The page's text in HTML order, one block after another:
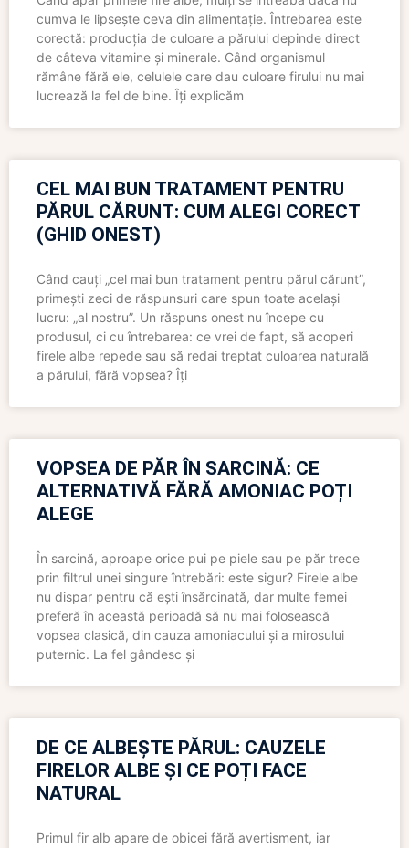
cumva le lipsește ceva din alimentație. Întrebarea este
corectă: producția de culoare a părului depinde direct
de câteva vitamine și minerale. Când organismul
rămâne fără ele, celulele care dau culoare firului nu mai
lucrează la fel de bine. Îți explicăm
CEL MAI BUN TRATAMENT PENTRU
PĂRUL CĂRUNT: CUM ALEGI CORECT
(GHID ONEST)
Când cauți „cel mai bun tratament pentru părul cărunt”,
primești zeci de răspunsuri care spun toate același
lucru: „al nostru”. Un răspuns onest nu începe cu
produsul, ci cu întrebarea: ce vrei de fapt, să acoperi
firele albe repede sau să redai treptat culoarea naturală
a părului, fără vopsea? Îți
VOPSEA DE PĂR ÎN SARCINĂ: CE
ALTERNATIVĂ FĂRĂ AMONIAC POȚI
ALEGE
În sarcină, aproape orice pui pe piele sau pe păr trece
prin filtrul unei singure întrebări: este sigur? Firele albe
nu dispar pentru că ești însărcinată, dar multe femei
preferă în această perioadă să nu mai folosească
vopsea clasică, din cauza amoniacului și a mirosului
puternic. La fel gândesc și
DE CE ALBEȘTE PĂRUL: CAUZELE
FIRELOR ALBE ȘI CE POȚI FACE
NATURAL
Primul fir alb apare de obicei fără avertisment, iar